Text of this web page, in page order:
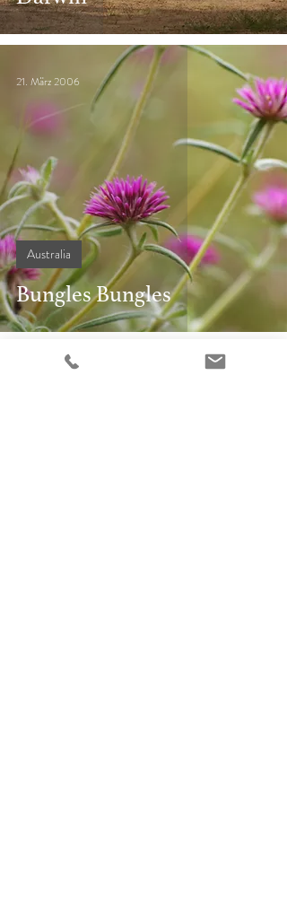
Bungles Bungles
Australia
21. März 2006